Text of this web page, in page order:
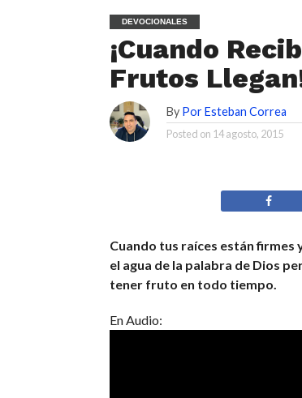
DEVOCIONALES
¡Cuando
Frutos
By Por Esteban Correa
Posted on 14 agosto, 2015
Cuando tus raíces están firmes
el agua de la palabra de Dios
tener fruto en todo tiempo.
En Audio: